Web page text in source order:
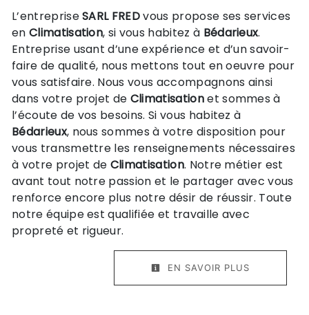
L’entrepriseSARL FREDvous propose ses services
en Climatisation, si vous habitez à Bédarieux.
Entreprise usant d’une expérience et d’un savoir-
faire de qualité, nous mettons tout en oeuvre pour
vous satisfaire. Nous vous accompagnons ainsi
dans votre projet de Climatisationet sommes à
l’écoute de vos besoins. Si vous habitez à
Bédarieux, nous sommes à votre disposition pour
vous transmettre les renseignements nécessaires
à votre projet de Climatisation. Notre métier est
avant tout notre passion et le partager avec vous
renforce encore plus notre désir de réussir. Toute
notre équipe est qualifiée et travaille avec
propreté et rigueur.
EN SAVOIR PLUS